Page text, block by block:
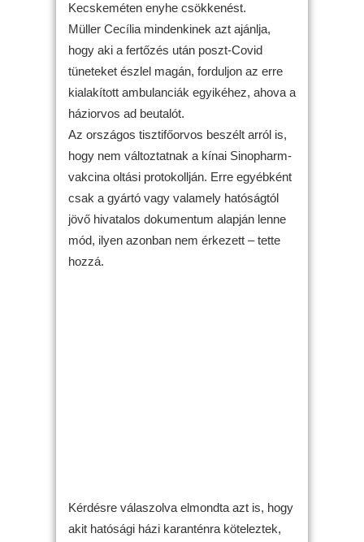
Kecskeméten enyhe csökkenést.
Müller Cecília mindenkinek azt ajánlja,
hogy aki a fertőzés után poszt-Covid
tüneteket észlel magán, forduljon az erre
kialakított ambulanciák egyikéhez, ahova a
háziorvos ad beutalót.
Az országos tisztifőorvos beszélt arról is,
hogy nem változtatnak a kínai Sinopharm-
vakcina oltási protokollján. Erre egyébként
csak a gyártó vagy valamely hatóságtól
jövő hivatalos dokumentum alapján lenne
mód, ilyen azonban nem érkezett – tette
hozzá.
Kérdésre válaszolva elmondta azt is, hogy
akit hatósági házi karanténra köteleztek,